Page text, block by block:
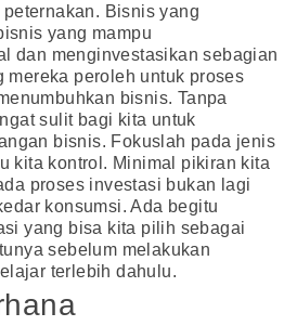
Bisnis yang
yang mampu
dan menginvestasikan sebagian
mereka peroleh untuk proses
bisnis. Tanpa
sulit bagi kita untuk
bisnis. Fokuslah pada jenis
kita kontrol. Minimal pikiran kita
proses investasi bukan lagi
konsumsi. Ada begitu
yang bisa kita pilih sebagai
sebelum melakukan
terlebih dahulu.